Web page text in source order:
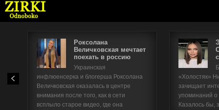
Роксолана
Величковская мечтает
поехать в россию
Украинская
инфлюенсерка и блогерша Роксолана
Величковская оказалась в центре
внимания после того, как в сети
всплыло старое видео, где она
«Холостяк»
зачищает
упоминаний
Казалось бы,
Имя